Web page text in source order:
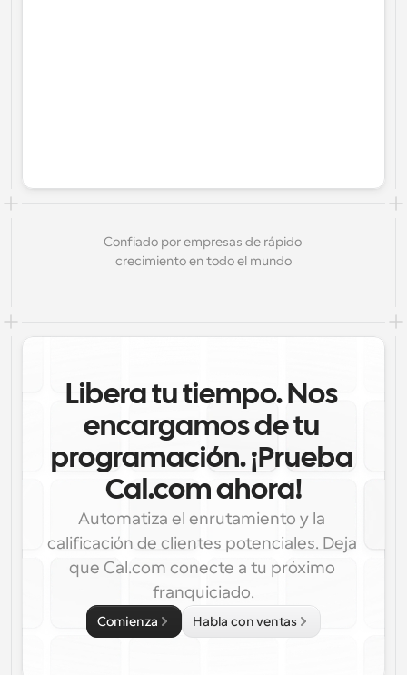
Confiado por empresas de rápido
crecimiento en todo el mundo
Libera tu tiempo. Nos
encargamos de tu
programación. ¡Prueba
Cal.com ahora!
Automatiza el enrutamiento y la
calificación de clientes potenciales. Deja
que Cal.com conecte a tu próximo
franquiciado.
Comienza Habla con ventas